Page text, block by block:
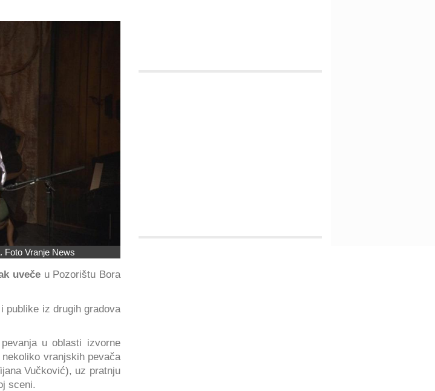
Foto Vranje News
uveče u Pozorištu Bora
publike iz drugih gradova
u oblasti izvorne
nekoliko vranjskih pevača
Vučković), uz pratnju
sceni.